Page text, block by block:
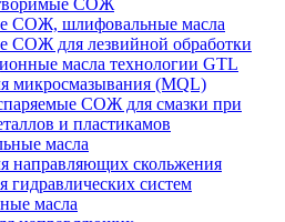
СОЖ, шлифовальные масла
СОЖ для лезвийной обработки
масла технологии GTL
микросмазывания (MQL)
СОЖ для смазки при
и пластикамов
масла
направляющих скольжения
гидравлических систем
масла